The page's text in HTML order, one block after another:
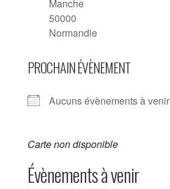
Manche
50000
Normandie
PROCHAIN ÉVÈNEMENT
Aucuns évènements à venir
Carte non disponible
Évènements à venir